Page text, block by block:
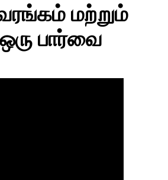
மற்றும்
பார்வை